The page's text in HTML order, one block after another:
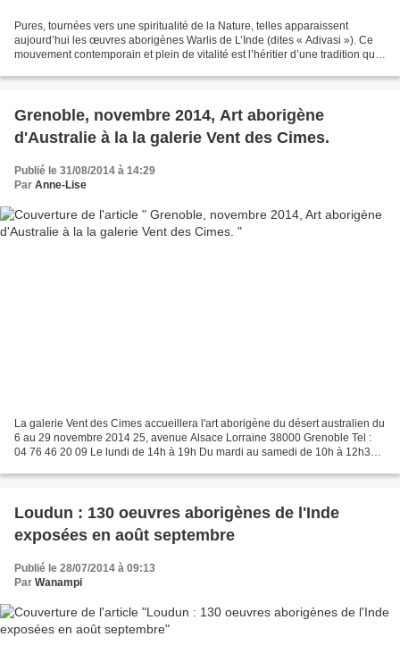
Pures, tournées vers une spiritualité de la Nature, telles apparaissent
aujourd’hui les œuvres aborigènes Warlis de L’Inde (dites « Adivasi »). Ce
mouvement contemporain et plein de vitalité est l’héritier d’une tradition qui
Grenoble, novembre 2014, Art aborigène
d'Australie à la la galerie Vent des Cimes.
Publié le 31/08/2014 à 14:29
Par Anne-Lise
La galerie Vent des Cimes accueillera l'art aborigène du désert australien du
6 au 29 novembre 2014 25, avenue Alsace Lorraine 38000 Grenoble Tel :
04 76 46 20 09 Le lundi de 14h à 19h Du mardi au samedi de 10h à 12h30
Loudun : 130 oeuvres aborigènes de l'Inde
exposées en août septembre
Publié le 28/07/2014 à 09:13
Par Wanampi